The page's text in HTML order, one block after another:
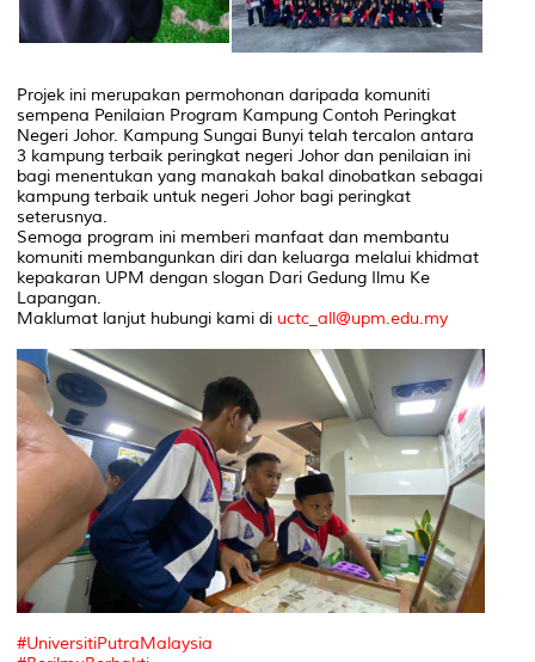
Projek ini merupakan permohonan daripada komuniti
sempena Penilaian Program Kampung Contoh Peringkat
Negeri Johor. Kampung Sungai Bunyi telah tercalon antara
3 kampung terbaik peringkat negeri Johor dan penilaian ini
bagi menentukan yang manakah bakal dinobatkan sebagai
kampung terbaik untuk negeri Johor bagi peringkat
seterusnya.
Semoga program ini memberi manfaat dan membantu
komuniti membangunkan diri dan keluarga melalui khidmat
kepakaran UPM dengan slogan Dari Gedung Ilmu Ke
Lapangan.
Maklumat lanjut hubungi kami di uctc_all@upm.edu.my
#UniversitiPutraMalaysia